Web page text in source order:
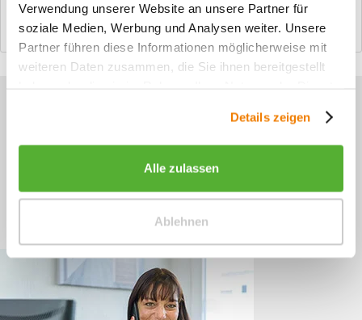
Verwendung unserer Website an unsere Partner für
soziale Medien, Werbung und Analysen weiter. Unsere
Partner führen diese Informationen möglicherweise mit
weiteren Daten zusammen, die Sie ihnen bereitgestellt
Details zeigen
Alle zulassen
Ablehnen
Bewertungen
0
Bewertungen lesen, schreiben und diskutieren...mehr
Sie haben Fragen zu unseren
+49 (0)4244 965 34 04
Mo - Do, 09:00 - 16:00 Uhr
und Fr, 09:00 - 13:00 Uhr